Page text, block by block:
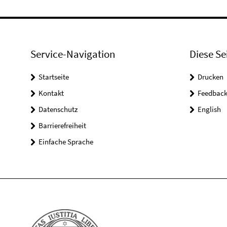
Service-Navigation
Startseite
Kontakt
Datenschutz
Barrierefreiheit
Einfache Sprache
Diese
Drucken
Feedback
English